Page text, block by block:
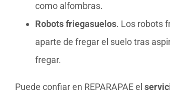
como alfombras.
Robots friegasuelos. Los robots
aparte de fregar el suelo tras
fregar.
Puede confiar en REPARAPAE el